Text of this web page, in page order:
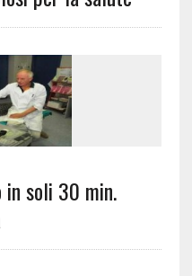
in soli 30 min.